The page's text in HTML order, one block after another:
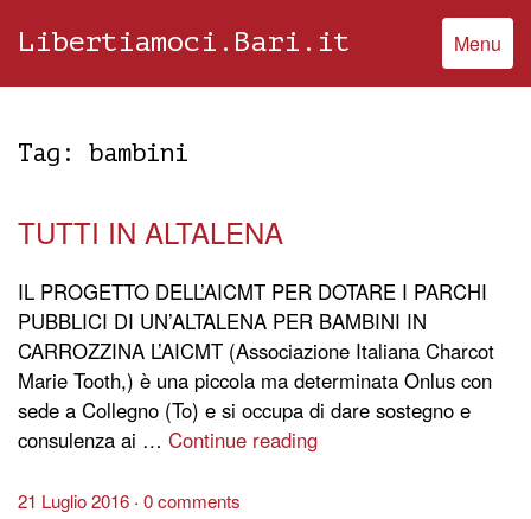
Libertiamoci.Bari.it Menu
Tag: bambini
TUTTI IN ALTALENA
IL PROGETTO DELL’AICMT PER DOTARE I PARCHI
PUBBLICI DI UN’ALTALENA PER BAMBINI IN
CARROZZINA L’AICMT (Associazione Italiana Charcot
Marie Tooth,) è una piccola ma determinata Onlus con
sede a Collegno (To) e si occupa di dare sostegno e
consulenza ai … Continue reading
21 Luglio 2016 0 comments